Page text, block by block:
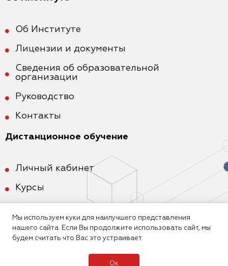
Об Институте
Лицензии и документы
Сведения об образовательной
организации
Руководство
Контакты
Дистанционное обучение
Личный кабинет
Курсы
Мы используем куки для наилучшего представления
нашего сайта. Если Вы продолжите использовать сайт, мы
будем считать что Вас это устраивает.
Ок